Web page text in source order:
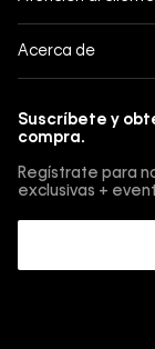
Pedidos
Cambios, envios y
Guía de talles
Botón de
Acerca de
Guía de jeans
Guía de cuidado
Suscríbete y
compra.
Regístrate para
exclusivas +